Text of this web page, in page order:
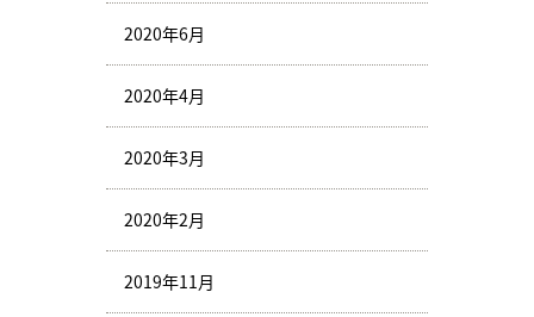
2020年6月
2020年4月
2020年3月
2020年2月
2019年11月